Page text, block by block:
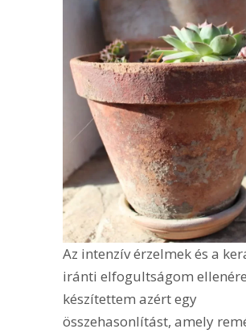
Az intenzív érzelmek és a
iránti elfogultságom ellenére
készítettem azért egy
összehasonlítást, amely